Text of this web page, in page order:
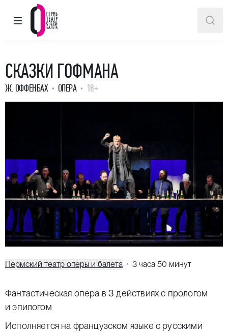
ГЛАВНОЕ МЕНЮ
Пермский театр оперы и балета
СКАЗКИ ГОФМАНА
Ж. ОФФЕНБАХ ОПЕРА 18+
Пермский театр оперы и балета 3 часа 50 минут
Фантастическая опера в 3 действиях с прологом
и эпилогом
Исполняется на французском языке с русскими